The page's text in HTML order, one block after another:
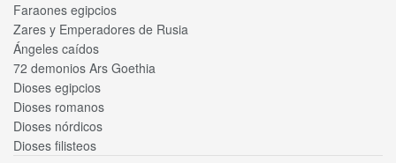
Faraones egipcios
Zares y Emperadores de Rusia
Ángeles caídos
72 demonios Ars Goethia
Dioses egipcios
Dioses romanos
Dioses nórdicos
Dioses filisteos